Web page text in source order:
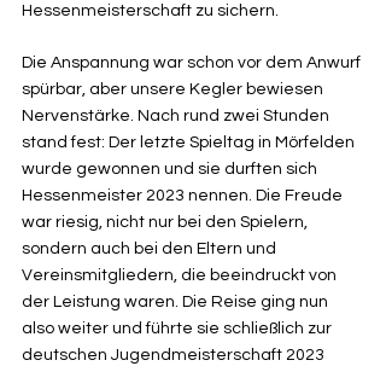
Hessenmeisterschaft zu sichern.
Die Anspannung war schon vor dem Anwurf
spürbar, aber unsere Kegler bewiesen
Nervenstärke. Nach rund zwei Stunden
stand fest: Der letzte Spieltag in Mörfelden
wurde gewonnen und sie durften sich
Hessenmeister 2023 nennen. Die Freude
war riesig, nicht nur bei den Spielern,
sondern auch bei den Eltern und
Vereinsmitgliedern, die beeindruckt von
der Leistung waren. Die Reise ging nun
also weiter und führte sie schließlich zur
deutschen Jugendmeisterschaft 2023